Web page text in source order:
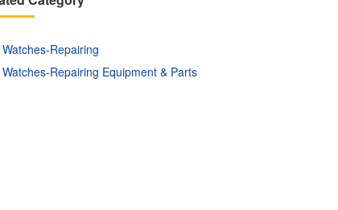
Watches-Repairing
Watches-Repairing Equipment & Parts